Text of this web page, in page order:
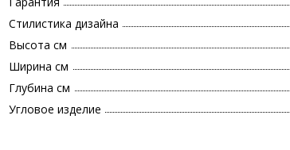
Стилистика дизайна
Высота см
Ширина см
Глубина см
Угловое изделие